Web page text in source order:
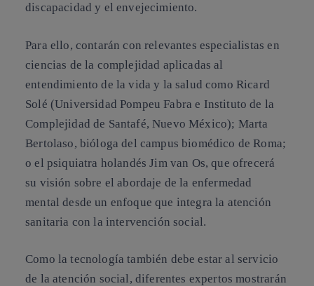
discapacidad y el envejecimiento.
Para ello, contarán con relevantes especialistas en
ciencias de la complejidad aplicadas al
entendimiento de la vida y la salud como Ricard
Solé (Universidad Pompeu Fabra e Instituto de la
Complejidad de Santafé, Nuevo México); Marta
Bertolaso, bióloga del campus biomédico de Roma;
o el psiquiatra holandés Jim van Os, que ofrecerá
su visión sobre el abordaje de la enfermedad
mental desde un enfoque que integra la atención
sanitaria con la intervención social.
Como la tecnología también debe estar al servicio
de la atención social, diferentes expertos mostrarán